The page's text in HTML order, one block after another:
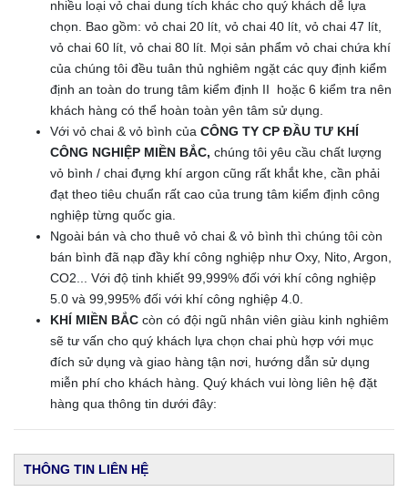
nhiều loại vỏ chai dung tích khác cho quý khách dễ lựa
chọn. Bao gồm: vỏ chai 20 lít, vỏ chai 40 lít, vỏ chai 47 lít,
vỏ chai 60 lít, vỏ chai 80 lít. Mọi sản phẩm vỏ chai chứa khí
của chúng tôi đều tuân thủ nghiêm ngặt các quy định kiểm
định an toàn do trung tâm kiểm định II hoặc 6 kiểm tra nên
khách hàng có thể hoàn toàn yên tâm sử dụng.
Với vỏ chai & vỏ bình của CÔNG TY CP ĐẦU TƯ KHÍ
CÔNG NGHIỆP MIỀN BẮC, chúng tôi yêu cầu chất lượng
vỏ bình / chai đựng khí argon cũng rất khắt khe, cần phải
đạt theo tiêu chuẩn rất cao của trung tâm kiểm định công
nghiệp từng quốc gia.
Ngoài bán và cho thuê vỏ chai & vỏ bình thì chúng tôi còn
bán bình đã nạp đầy khí công nghiệp như Oxy, Nito, Argon,
CO2... Với độ tinh khiết 99,999% đối với khí công nghiệp
5.0 và 99,995% đối với khí công nghiệp 4.0.
KHÍ MIỀN BẮC còn có đội ngũ nhân viên giàu kinh nghiêm
sẽ tư vấn cho quý khách lựa chọn chai phù hợp với mục
đích sử dụng và giao hàng tận nơi, hướng dẫn sử dụng
miễn phí cho khách hàng. Quý khách vui lòng liên hệ đặt
hàng qua thông tin dưới đây:
THÔNG TIN LIÊN HỆ